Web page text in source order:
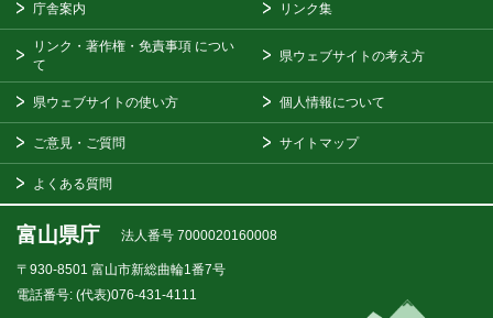
庁舎案内 リンク集
リンク・著作権・免責事項 につい
て
県ウェブサイトの考え方
県ウェブサイトの使い方 個人情報について
ご意見・ご質問 サイトマップ
よくある質問
富山県庁 法人番号 7000020160008
〒930-8501 富山市新総曲輪1番7号
電話番号: (代表)076-431-4111